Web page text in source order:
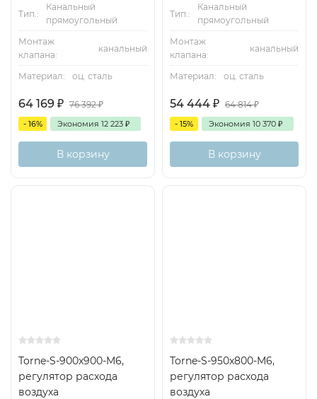
Тип.:
Канальный
прямоугольный
Монтаж
клапана:
канальный
Материал: оц. сталь
64 169 ₽ 76 392₽
- 16% Экономия 12 223 ₽
В корзину
Тип.:
Канальный
прямоугольный
Монтаж
клапана:
канальный
Материал: оц. сталь
54 444 ₽ 64 814₽
- 15% Экономия 10 370 ₽
В корзину
Torne-S-900x900-M6,
регулятор расхода
воздуха
Torne-S-950x800-M6,
регулятор расхода
воздуха